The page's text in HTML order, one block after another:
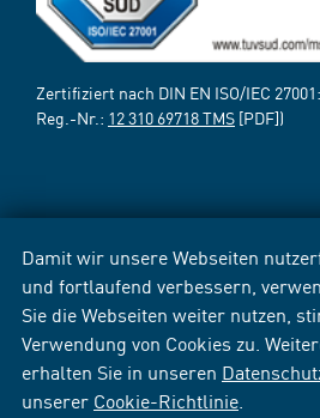
Damit wir unsere Webseiten
und fortlaufend verbessern,
Sie die Webseiten weiter nutzen,
Verwendung von Cookies zu.
erhalten Sie in unseren
unserer Cookie-Richtlinie
Zertifiziert nach DIN EN ISO/IEC
Reg.-Nr.: 12 310 69718 TMS [PDF])